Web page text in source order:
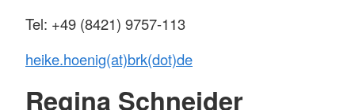
Tel: +49 (8421) 9757-113
heike.hoenig(at)brk(dot)de
Regina Schneider